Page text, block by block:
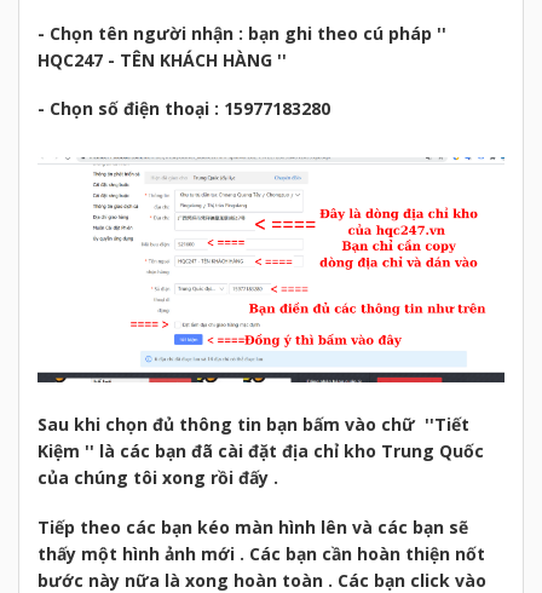
- Chọn tên người nhận : bạn ghi theo cú pháp ''
HQC247 - TÊN KHÁCH HÀNG ''
- Chọn số điện thoại : 15977183280
Sau khi chọn đủ thông tin bạn bấm vào chữ ''Tiết
Kiệm '' là các bạn đã cài đặt địa chỉ kho Trung Quốc
của chúng tôi xong rồi đấy .
Tiếp theo các bạn kéo màn hình lên và các bạn sẽ
thấy một hình ảnh mới . Các bạn cần hoàn thiện nốt
bước này nữa là xong hoàn toàn . Các bạn click vào